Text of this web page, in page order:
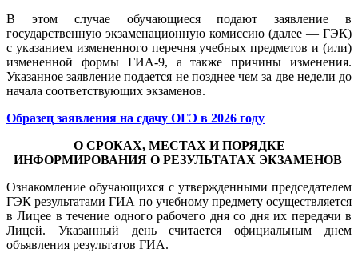
В этом случае обучающиеся подают заявление в
государственную экзаменационную комиссию (далее — ГЭК)
с указанием измененного перечня учебных предметов и (или)
измененной формы ГИА-9, а также причины изменения.
Указанное заявление подается не позднее чем за две недели до
начала соответствующих экзаменов.
Образец заявления на сдачу ОГЭ в 2026 году
О СРОКАХ, МЕСТАХ И ПОРЯДКЕ
ИНФОРМИРОВАНИЯ О РЕЗУЛЬТАТАХ ЭКЗАМЕНОВ
Ознакомление обучающихся с утвержденными председателем
ГЭК результатами ГИА по учебному предмету осуществляется
в Лицее в течение одного рабочего дня со дня их передачи в
Лицей. Указанный день считается официальным днем
объявления результатов ГИА.